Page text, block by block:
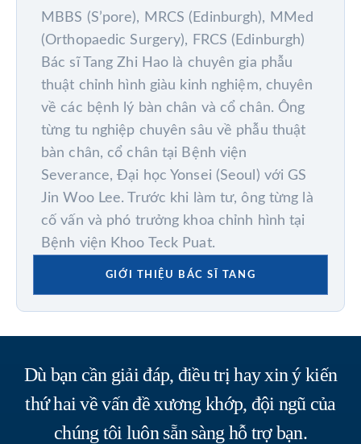
MBBS (S’pore), MRCS (Edinburgh), MMed
(Orthopaedic Surgery), FRCS (Edinburgh)
Bác sĩ Tang Zhi Hao là chuyên gia phẫu
thuật chỉnh hình giàu kinh nghiệm, chuyên
về các bệnh lý bàn chân và cổ chân. Ông
từng tu nghiệp chuyên sâu về phẫu thuật
bàn chân, cổ chân tại Bệnh viện
Severance, Đại học Yonsei (Seoul) với GS
Jin Woo Lee. Trước khi làm tư, ông từng là
cố vấn và phó trưởng khoa chỉnh hình tại
Bệnh viện Khoo Teck Puat.
GIỚI THIỆU BÁC SĨ TANG
Dù bạn cần giải đáp, điều trị hay xin ý kiến
thứ hai về vấn đề xương khớp, đội ngũ của
chúng tôi luôn sẵn sàng hỗ trợ bạn.